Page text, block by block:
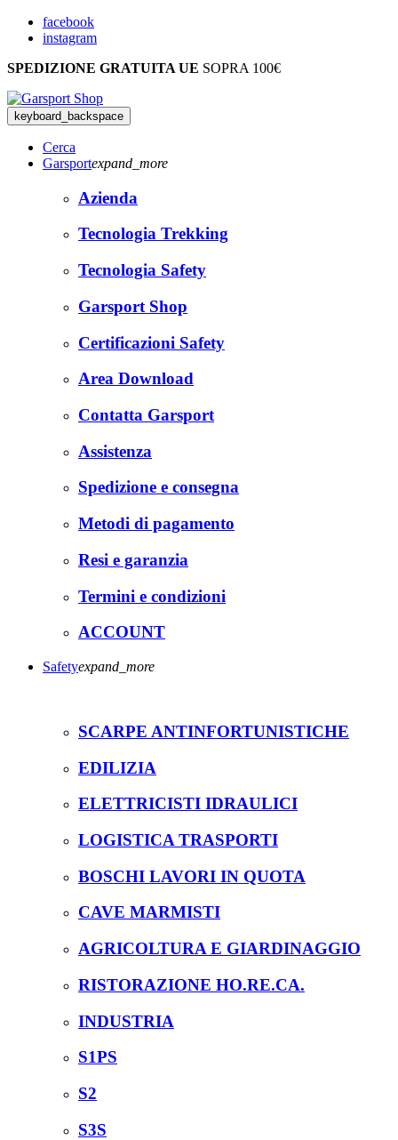
facebook
instagram
SPEDIZIONE GRATUITA UE SOPRA 100€
keyboard_backspace
Cerca
Garsportexpand_more
Azienda
Tecnologia Trekking
Tecnologia Safety
Garsport Shop
Certificazioni Safety
Area Download
Contatta Garsport
Assistenza
Spedizione e consegna
Metodi di pagamento
Resi e garanzia
Termini e condizioni
ACCOUNT
Safetyexpand_more
SCARPE ANTINFORTUNISTICHE
EDILIZIA
ELETTRICISTI IDRAULICI
LOGISTICA TRASPORTI
BOSCHI LAVORI IN QUOTA
CAVE MARMISTI
AGRICOLTURA E GIARDINAGGIO
RISTORAZIONE HO.RE.CA.
INDUSTRIA
S1PS
S2
S3S